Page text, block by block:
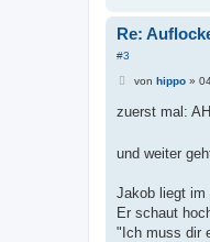
Re:
#3
B
t
g
von hippo»
zuerst mal:
und weiter
Jakob liegt im
Er schaut
"Ich muss dir